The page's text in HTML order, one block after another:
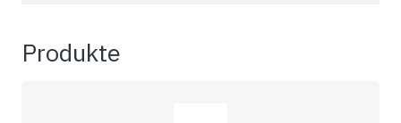
Produkte